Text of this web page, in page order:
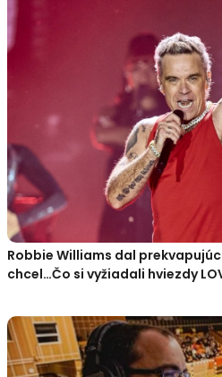
Robbie Williams dal
chcel…Čo si vyžiadali hviezdy